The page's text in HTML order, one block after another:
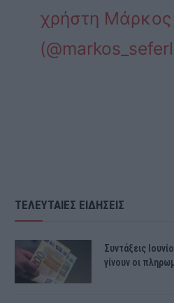
χρήστη
ΤΕΛΕΥΤΑΙΕΣ ΕΙΔΗΣΕΙΣ
Συντάξεις
γίνουν οι